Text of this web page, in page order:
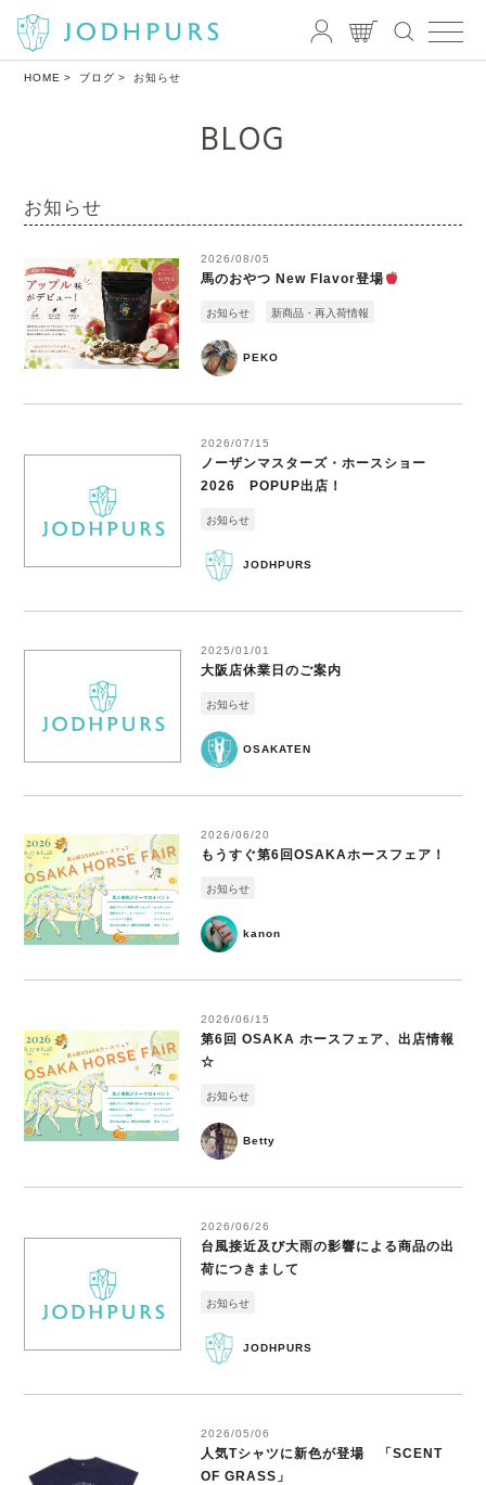
HOME ブログ お知らせ
BLOG
お知らせ
2026/08/05
馬のおやつ New Flavor登場
PEKO
お知らせ 新商品・再入荷情報
2026/07/15
ノーザンマスターズ・ホースショー
2026 POPUP出店！
JODHPURS
お知らせ
2025/01/01
大阪店休業日のご案内
OSAKATEN
お知らせ
2026/06/20
もうすぐ第6回OSAKAホースフェア！
kanon
お知らせ
2026/06/15
第6回 OSAKA ホースフェア、出店情報
☆
Betty
お知らせ
2026/06/26
台風接近及び大雨の影響による商品の出
荷につきまして
JODHPURS
お知らせ
2026/05/06
人気Tシャツに新色が登場 「SCENT
OF GRASS」